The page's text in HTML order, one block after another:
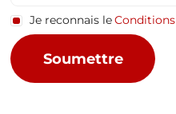
Je reconnais le